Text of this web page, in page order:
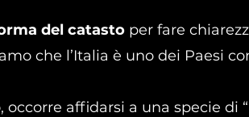
del catasto per fare
che l’Italia è uno dei Paesi
occorre affidarsi a una specie di